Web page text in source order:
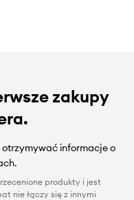
zakupy
otrzymywać informacje o
produkty i jest
nie łączy się z innymi